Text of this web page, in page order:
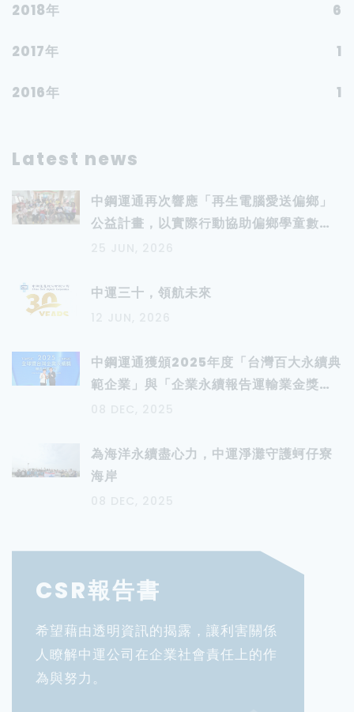
2018年 6
2017年 1
2016年 1
Latest news
中鋼運通再次響應「再生電腦愛送偏鄉」
公益計畫，以實際行動協助偏鄉學童數位
中運三十，領航未來
中鋼運通獲頒2025年度「台灣百大永續典
範企業」與「企業永續報告運輸業金獎」
為海洋永續盡心力，中運淨灘守護蚵仔寮
海岸
CSR報告書
希望藉由透明資訊的揭露，讓利害關係
人瞭解中運公司在企業社會責任上的作
為與努力。